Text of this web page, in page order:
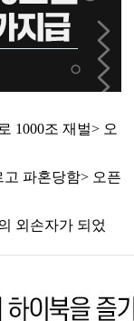
1000조 재벌> 오
파혼당함> 오픈
외손자가 되었